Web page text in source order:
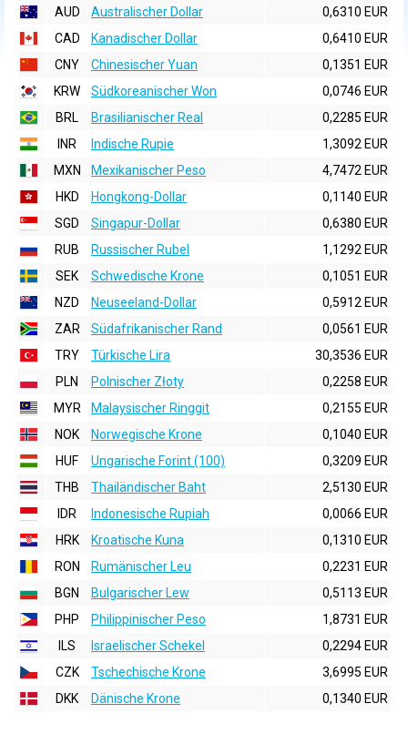
AUD
Australischer Dollar
0,6310 EUR
CAD
Kanadischer Dollar
0,6410 EUR
CNY
Chinesischer Yuan
0,1351 EUR
KRW
Südkoreanischer Won
0,0746 EUR
BRL
Brasilianischer Real
0,2285 EUR
INR
Indische Rupie
1,3092 EUR
MXN
Mexikanischer Peso
4,7472 EUR
HKD
Hongkong-Dollar
0,1140 EUR
SGD
Singapur-Dollar
0,6380 EUR
RUB
Russischer Rubel
1,1292 EUR
SEK
Schwedische Krone
0,1051 EUR
NZD
Neuseeland-Dollar
0,5912 EUR
ZAR
Südafrikanischer Rand
0,0561 EUR
TRY
Türkische Lira
30,3536 EUR
PLN
Polnischer Złoty
0,2258 EUR
MYR
Malaysischer Ringgit
0,2155 EUR
NOK
Norwegische Krone
0,1040 EUR
HUF
Ungarische Forint (100)
0,3209 EUR
THB
Thailändischer Baht
2,5130 EUR
IDR
Indonesische Rupiah
0,0066 EUR
HRK
Kroatische Kuna
0,1310 EUR
RON
Rumänischer Leu
0,2231 EUR
BGN
Bulgarischer Lew
0,5113 EUR
PHP
Philippinischer Peso
1,8731 EUR
ILS
Israelischer Schekel
0,2294 EUR
CZK
Tschechische Krone
3,6995 EUR
DKK
Dänische Krone 0,1340 EUR